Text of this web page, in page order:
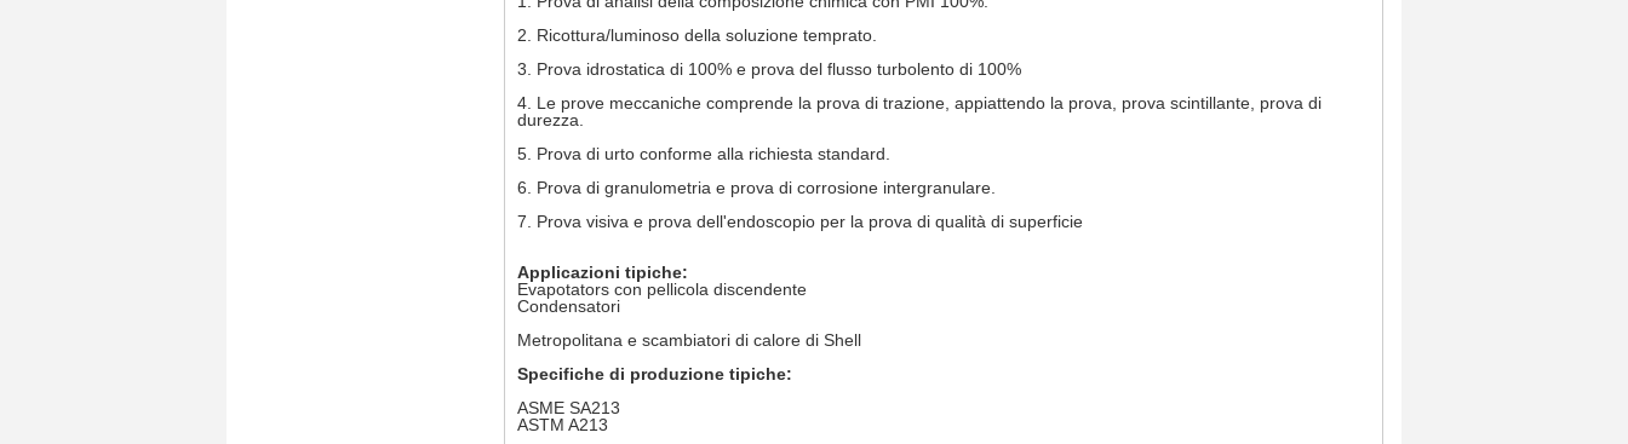
2. Ricottura/luminoso della soluzione temprato.
3. Prova idrostatica di 100% e prova del flusso turbolento di 100%
4. Le prove meccaniche comprende la prova di trazione, appiattendo la prova, prova scintillante, prova di
durezza.
5. Prova di urto conforme alla richiesta standard.
6. Prova di granulometria e prova di corrosione intergranulare.
7. Prova visiva e prova dell'endoscopio per la prova di qualità di superficie
Applicazioni tipiche:
Evapotators con pellicola discendente
Condensatori
Metropolitana e scambiatori di calore di Shell
Specifiche di produzione tipiche:
ASME SA213
ASTM A213